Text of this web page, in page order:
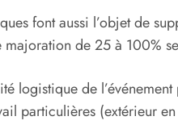
font aussi l’objet de
majoration de 25 à 100%
logistique de
particulières (extérieur